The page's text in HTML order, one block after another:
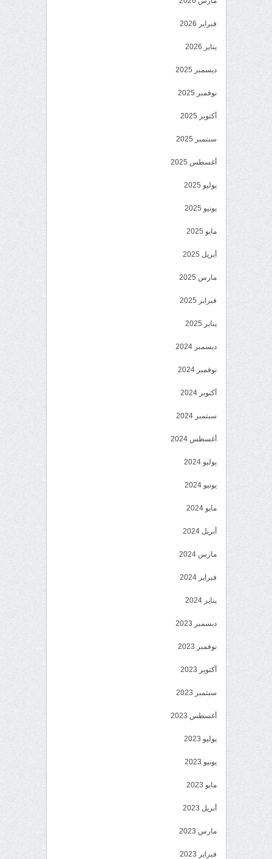
فبراير 2026
يناير 2026
ديسمبر 2025
نوفمبر 2025
أكتوبر 2025
سبتمبر 2025
أغسطس 2025
يوليو 2025
يونيو 2025
مايو 2025
أبريل 2025
مارس 2025
فبراير 2025
يناير 2025
ديسمبر 2024
نوفمبر 2024
أكتوبر 2024
سبتمبر 2024
أغسطس 2024
يوليو 2024
يونيو 2024
مايو 2024
أبريل 2024
مارس 2024
فبراير 2024
يناير 2024
ديسمبر 2023
نوفمبر 2023
أكتوبر 2023
سبتمبر 2023
أغسطس 2023
يوليو 2023
يونيو 2023
مايو 2023
أبريل 2023
مارس 2023
فبراير 2023